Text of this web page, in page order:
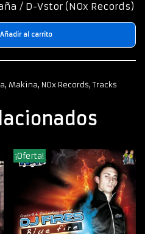
/ D-Vstor (NOx Records)
Añadir al carrito
, Makina, NOx Records,Tracks
¡Oferta!